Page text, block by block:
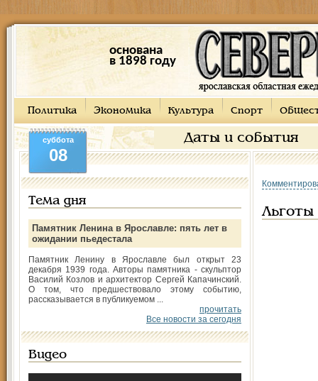
основана
в 1898 году
Политика Экономика Культура Спорт
Даты и события
суббота
08
Тема дня
Памятник Ленина в Ярославле: пять лет в
ожидании пьедестала
Памятник Ленину в Ярославле был открыт 23
декабря 1939 года. Авторы памятника - скульптор
Василий Козлов и архитектор Сергей Капачинский.
О том, что предшествовало этому событию,
рассказывается в публикуемом ...
прочитать
Все новости за сегодня
Видео
Льготы